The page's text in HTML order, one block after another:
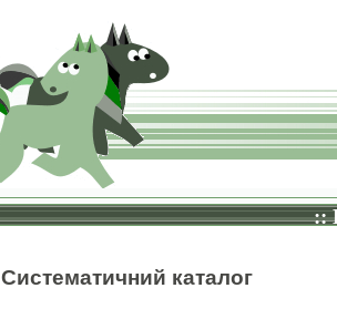
::
Систематичний каталог